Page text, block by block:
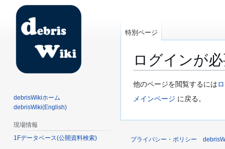
ログインが
ナ
ビ
ョ
検
索
他のページを閲覧するには
メインページ に戻る。
特別ページ
debrisWikiホーム
debrisWiki(English)
現場情報
1Fデータベース(公開資料検索)
プライバシー・ポリシー